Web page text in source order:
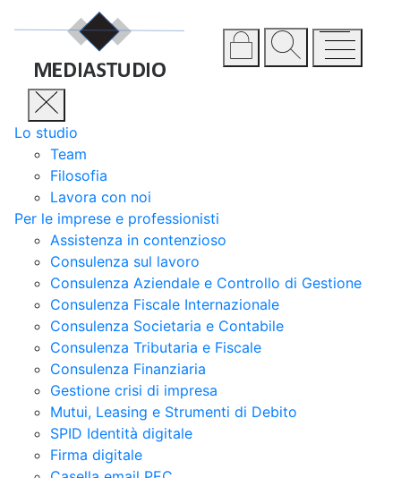
Lo studio
Team
Filosofia
Lavora con noi
Per le imprese e professionisti
Assistenza in contenzioso
Consulenza sul lavoro
Consulenza Aziendale e Controllo di Gestione
Consulenza Fiscale Internazionale
Consulenza Societaria e Contabile
Consulenza Tributaria e Fiscale
Consulenza Finanziaria
Gestione crisi di impresa
Mutui, Leasing e Strumenti di Debito
SPID Identità digitale
Firma digitale